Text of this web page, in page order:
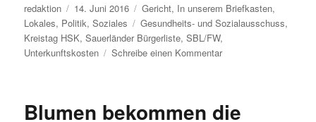
Autor
redaktion
Veröffentlicht
am
14. Juni 2016 Kategorien
Gericht, In unserem Briefkasten,
Lokales, Politik,Soziales Schlagwörter
Gesundheits- und Sozialausschuss,
Kreistag HSK,Sauerländer Bürgerliste,SBL/FW,
Unterkunftskosten
Schreibe einen Kommentarzu
Handlungsbedarf
Blumen bekommen die